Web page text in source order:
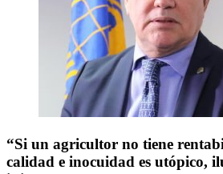
“Si un agricultor no tiene
calidad e inocuidad es utópico,